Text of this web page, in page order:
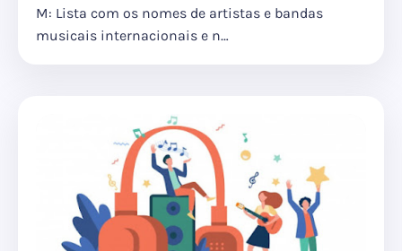
M: Lista com os nomes de artistas e bandas
musicais internacionais e n…